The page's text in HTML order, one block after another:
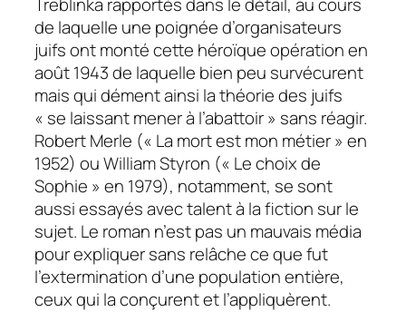
de laquelle une poignée d’organisateurs
juifs ont monté cette héroïque opération en
août 1943 de laquelle bien peu survécurent
mais qui dément ainsi la théorie des juifs
« se laissant mener à l’abattoir » sans réagir.
Robert Merle (« La mort est mon métier » en
1952) ou William Styron (« Le choix de
Sophie » en 1979), notamment, se sont
aussi essayés avec talent à la fiction sur le
sujet. Le roman n’est pas un mauvais média
pour expliquer sans relâche ce que fut
l’extermination d’une population entière,
ceux qui la conçurent et l’appliquèrent.